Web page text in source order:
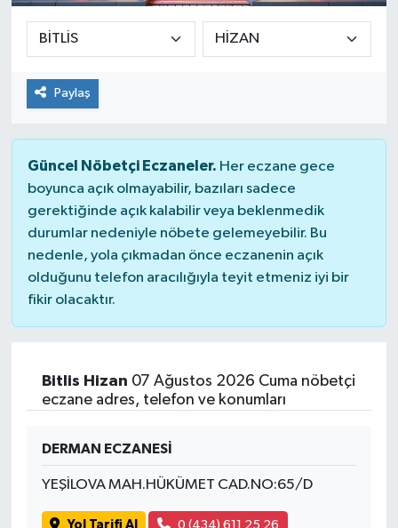
Paylaş
Güncel Nöbetçi Eczaneler. Her eczane gece
boyunca açık olmayabilir, bazıları sadece
gerektiğinde açık kalabilir veya beklenmedik
durumlar nedeniyle nöbete gelemeyebilir. Bu
nedenle, yola çıkmadan önce eczanenin açık
olduğunu telefon aracılığıyla teyit etmeniz iyi bir
fikir olacaktır.
Bitlis Hizan 07 Ağustos 2026 Cuma nöbetçi
eczane adres, telefon ve konumları
DERMAN ECZANESİ
YEŞİLOVA MAH.HÜKÜMET CAD.NO:65/D
Yol Tarifi Al 0 (434) 611 25 26
Sağlık
Siyaset
Teknoloji
Türkiye